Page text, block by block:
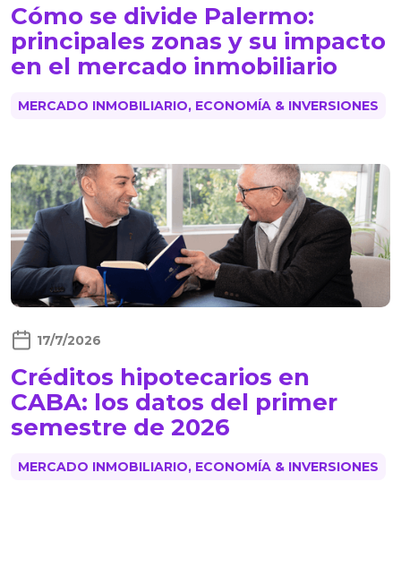
Cómo se divide Palermo:
principales zonas y su impacto
en el mercado inmobiliario
MERCADO INMOBILIARIO, ECONOMÍA & INVERSIONES
17/7/2026
Créditos hipotecarios en
CABA: los datos del primer
semestre de 2026
MERCADO INMOBILIARIO, ECONOMÍA & INVERSIONES